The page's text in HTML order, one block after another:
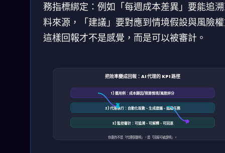
務指標綁定：例如「每週成本差異」要能追
料來源，「建議」要對應到情境假設與風險
這樣回報才不是感覺，而是可以被審計。
把效率變成回報：AI 代理的 KPI 路徑
1) 選用例：成本歸因/預算情境/風險評分
2) 代理執行：自動化取數、生成建議、追蹤任務
3) 監控審計：可追溯、可解釋、可回滾
你要的不是「代理很聰明」，是「回報可被證明」。